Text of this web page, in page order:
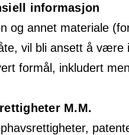
informasjon
og annet materiale
vil bli ansett å være
formål, inkludert
M.M.